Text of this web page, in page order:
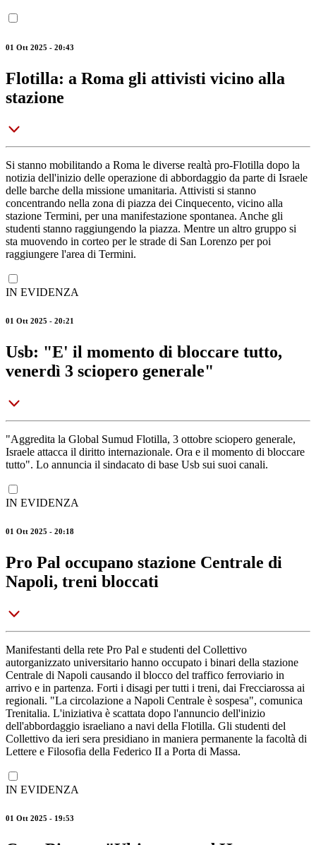
01 Ott 2025 - 20:43
Flotilla: a Roma gli attivisti vicino alla
stazione
Si stanno mobilitando a Roma le diverse realtà pro-Flotilla dopo la
notizia dell'inizio delle operazione di abbordaggio da parte di Israele
delle barche della missione umanitaria. Attivisti si stanno
concentrando nella zona di piazza dei Cinquecento, vicino alla
stazione Termini, per una manifestazione spontanea. Anche gli
studenti stanno raggiungendo la piazza. Mentre un altro gruppo si
sta muovendo in corteo per le strade di San Lorenzo per poi
raggiungere l'area di Termini.
IN EVIDENZA
01 Ott 2025 - 20:21
Usb: "E' il momento di bloccare tutto,
venerdì 3 sciopero generale"
"Aggredita la Global Sumud Flotilla, 3 ottobre sciopero generale,
Israele attacca il diritto internazionale. Ora e il momento di bloccare
tutto". Lo annuncia il sindacato di base Usb sui suoi canali.
IN EVIDENZA
01 Ott 2025 - 20:18
Pro Pal occupano stazione Centrale di
Napoli, treni bloccati
Manifestanti della rete Pro Pal e studenti del Collettivo
autorganizzato universitario hanno occupato i binari della stazione
Centrale di Napoli causando il blocco del traffico ferroviario in
arrivo e in partenza. Forti i disagi per tutti i treni, dai Frecciarossa ai
regionali. "La circolazione a Napoli Centrale è sospesa", comunica
Trenitalia. L'iniziativa è scattata dopo l'annuncio dell'inizio
dell'abbordaggio israeliano a navi della Flotilla. Gli studenti del
Collettivo da ieri sera presidiano in maniera permanente la facoltà di
Lettere e Filosofia della Federico II a Porta di Massa.
IN EVIDENZA
01 Ott 2025 - 19:53